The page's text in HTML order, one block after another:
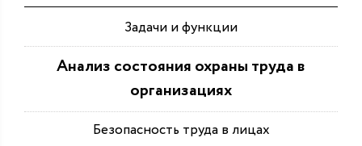
Задачи и функции
Анализ состояния охраны труда в
организациях
Безопасность труда в лицах